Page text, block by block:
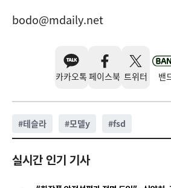
bodo@mdaily.net
카카오톡 페이스북 트위터 밴
#테슬라 #모델y #fsd
실시간 인기 기사